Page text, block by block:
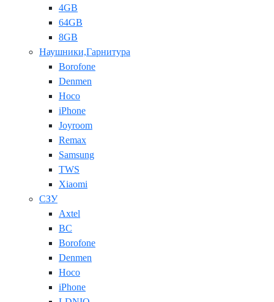
4GB
64GB
8GB
Наушники,Гарнитура
Borofone
Denmen
Hoco
iPhone
Joyroom
Remax
Samsung
TWS
Xiaomi
СЗУ
Axtel
BC
Borofone
Denmen
Hoco
iPhone